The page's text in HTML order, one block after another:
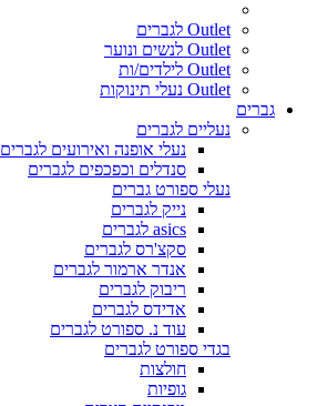
Outlet לגברים
Outlet לנשים ונוער
Outlet לילדים/ות
Outlet נעלי תינוקות
גברים
נעליים לגברים
נעלי אופנה ואירועים לגברים
סנדלים וכפכפים לגברים
נעלי ספורט גברים
נייק לגברים
asics לגברים
סקצ'רס לגברים
אנדר ארמור לגברים
ריבוק לגברים
אדידס לגברים
עוד נ. ספורט לגברים
בגדי ספורט לגברים
חולצות
גופיות